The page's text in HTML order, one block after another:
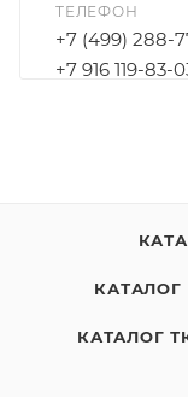
ТЕЛЕФОН
+7 (499) 288-
+7 916 119-83-
КАТАЛОГ